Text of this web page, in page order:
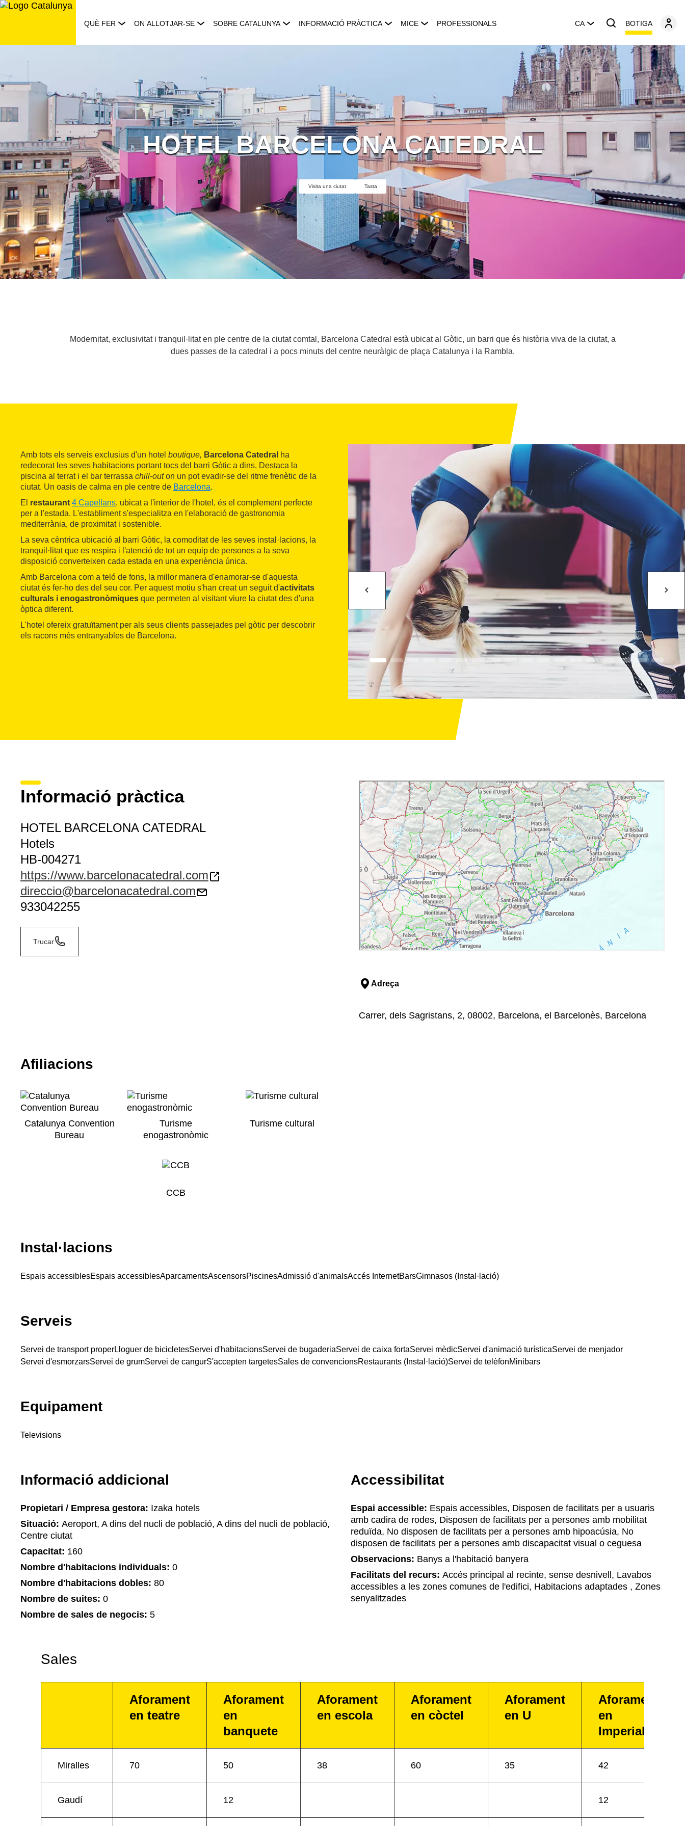
Saltar
QUÈ FER ON ALLOTJAR-SE SOBRE CATALUNYA INFORMACIÓ PRÀCTICA MICE PROFESSIONALS CA BOTIGA
HOTEL BARCELONA CATEDRAL
Visita una ciutat Tasta
Modernitat, exclusivitat i tranquil·litat en ple centre de la ciutat comtal, Barcelona Catedral està ubicat al Gòtic, un barri que és història viva de la ciutat, a
dues passes de la catedral i a pocs minuts del centre neuràlgic de plaça Catalunya i la Rambla.
Amb tots els serveis exclusius d'un hotel boutique, Barcelona Catedral ha
redecorat les seves habitacions portant tocs del barri Gòtic a dins. Destaca la
piscina al terrat i el bar terrassa chill-outon un pot evadir-se del ritme frenètic de la
ciutat. Un oasis de calma en ple centre de Barcelona.
El restaurant 4 Capellans, ubicat a l'interior de l'hotel, és el complement perfecte
per a l'estada. L'establiment s'especialitza en l'elaboració de gastronomia
mediterrània, de proximitat i sostenible.
La seva cèntrica ubicació al barri Gòtic, la comoditat de les seves instal·lacions, la
tranquil·litat que es respira i l'atenció de tot un equip de persones a la seva
disposició converteixen cada estada en una experiència única.
Amb Barcelona com a teló de fons, la millor manera d'enamorar-se d'aquesta
ciutat és fer-ho des del seu cor. Per aquest motiu s'han creat un seguit d'activitats
culturals i enogastronòmiques que permeten al visitant viure la ciutat des d'una
òptica diferent.
L'hotel ofereix gratuïtament per als seus clients passejades pel gòtic per descobrir
els racons més entranyables de Barcelona.
Informació pràctica
HOTEL BARCELONA CATEDRAL
Hotels
HB-004271
https://www.barcelonacatedral.com
direccio@barcelonacatedral.com
933042255
Trucar
Adreça
Carrer, dels Sagristans, 2, 08002, Barcelona, el Barcelonès, Barcelona
Afiliacions
Catalunya Convention
Bureau
Turisme
enogastronòmic
Turisme cultural
CCB
Instal·lacions
Espais accessiblesEspais accessiblesAparcamentsAscensorsPiscinesAdmissió d'animalsAccés InternetBarsGimnasos (Instal·lació)
Serveis
Servei de transport properLloguer de bicicletesServei d'habitacionsServei de bugaderiaServei de caixa fortaServei mèdicServei d'animació turísticaServei de menjador
Servei d'esmorzarsServei de grumServei de cangurS'accepten targetesSales de convencionsRestaurants (Instal·lació)Servei de telèfonMinibars
Equipament
Televisions
Informació addicional
Propietari / Empresa gestora: Izaka hotels
Situació: Aeroport, A dins del nucli de població, A dins del nucli de població,
Centre ciutat
Capacitat: 160
Nombre d'habitacions individuals: 0
Nombre d'habitacions dobles: 80
Nombre de suites: 0
Nombre de sales de negocis: 5
Accessibilitat
Espai accessible: Espais accessibles, Disposen de facilitats per a usuaris
amb cadira de rodes, Disposen de facilitats per a persones amb mobilitat
reduïda, No disposen de facilitats per a persones amb hipoacúsia, No
disposen de facilitats per a persones amb discapacitat visual o ceguesa
Observacions: Banys a l'habitació banyera
Facilitats del recurs: Accés principal al recinte, sense desnivell, Lavabos
accessibles a les zones comunes de l'edifici, Habitacions adaptades , Zones
senyalitzades
Sales
Aforament
en teatre
Aforament
en
banquete
Aforament
en escola
Aforament
en còctel
Aforament
en U
Aforament
en
Imperial
Miralles 70 50 38 60 35 42
Gaudí 12 12